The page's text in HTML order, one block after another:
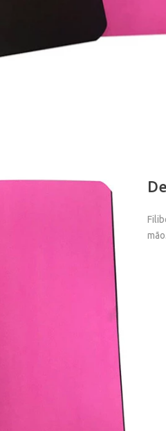
mão.